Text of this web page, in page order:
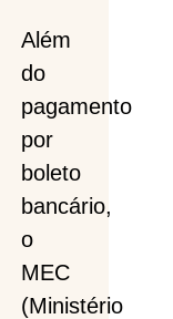
Além
do
pagamento
por
boleto
bancário,
o
MEC
(Ministério